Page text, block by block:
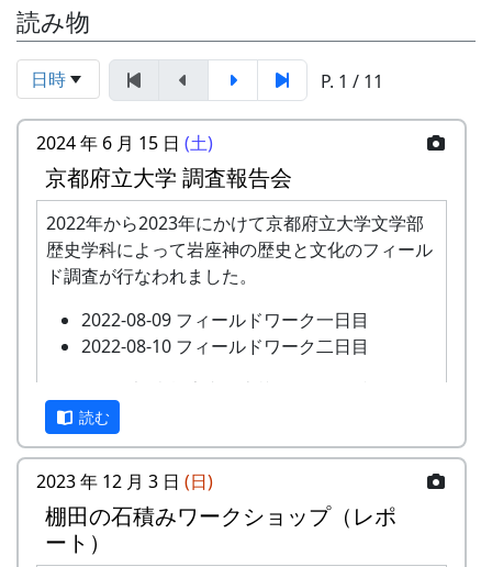
読み物
日時 P. 1 / 11
2024 年 6 月 15 日 (土)
京都府立大学 調査報告会
2022年から2023年にかけて京都府立大学文学部
歴史学科によって岩座神の歴史と文化のフィール
ド調査が行なわれました。
2022-08-09 フィールドワーク一日目
2022-08-10 フィールドワーク二日目
このたび、調査報告書が上梓されたのを記念し
て、現地である岩座神において調査報告会が開催
されます。
あわせて、2023年に岩座神の棚田について農業の
面から調査をおこなった武庫川女子大学来栖氏の
研究発表も行なわれます。
読む
2023 年 12 月 3 日 (日)
棚田の石積みワークショップ（レポ
ート）